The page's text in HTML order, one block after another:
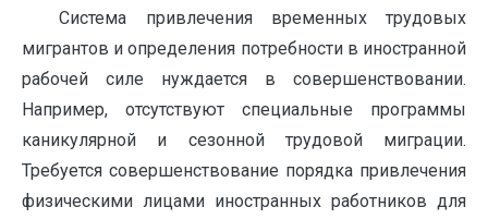
Система привлечения временных трудовых
мигрантов и определения потребности в иностранной
рабочей силе нуждается в совершенствовании.
Например, отсутствуют специальные программы
каникулярной и сезонной трудовой миграции.
Требуется совершенствование порядка привлечения
физическими лицами иностранных работников для